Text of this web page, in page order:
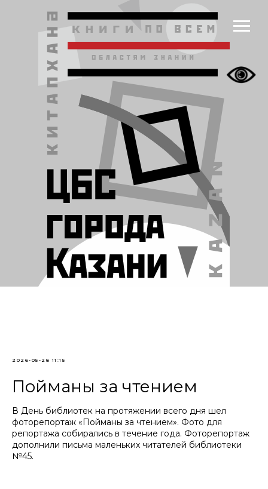
2026-05-28 11:15
Пойманы за чтением
В День библиотек на протяжении всего дня шел
фоторепортаж «Пойманы за чтением». Фото для
репортажа собирались в течение года. Фоторепортаж
дополнили письма маленьких читателей библиотеки
№45.